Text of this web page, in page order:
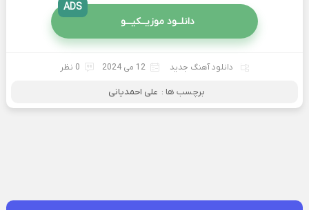
دانلــود موزیــکیـــو
ADS
دانلود آهنگ جدید 12 می 2024 0 نظر
برچسب ها : علی احمدیانی